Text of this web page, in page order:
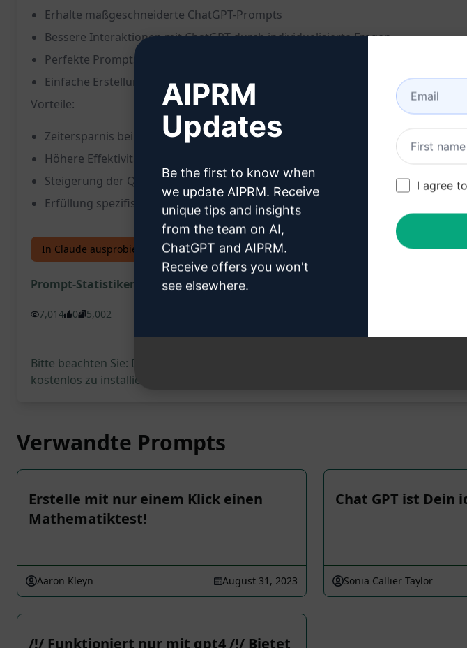
Erhalte maßgeschneiderte ChatGPT-Prompts
Bessere Interaktionen mit ChatGPT durch individualisierte Fragen
Perfekte Prompts für deine Bedürfnisse
Einfache Erstellung von hochwertigen ChatGPT-Prompts
Vorteile:
Zeitersparnis bei der Erstellung von Prompts
Höhere Effektivität der ChatGPT-Interaktionen
Steigerung der Qualität deiner ChatGPT-Prompts
Erfüllung spezifischer Anforderungen mit maßgeschneiderten Prompts
In Claude ausprobieren In ChatGPT ausprobieren
Prompt-Statistiken
7,014 0 5,002
Bitte beachten Sie: Die vorstehende Beschreibung wurde nicht auf ihre
kostenlos zu installieren und den Prompt auszuprobieren.
Verwandte Prompts
Erstelle mit nur einem Klick einen
Mathematiktest!
Aaron Kleyn August 31, 2023
Chat GPT ist Dein
Sonia Callier Taylor
/!/ Funktioniert nur mit gpt4 /!/ Bietet
AIPRM
Updates
Be the first to know when
we update AIPRM. Receive
unique tips and insights
from the team on AI,
ChatGPT and AIPRM.
Receive offers you won't
see elsewhere.
I agree